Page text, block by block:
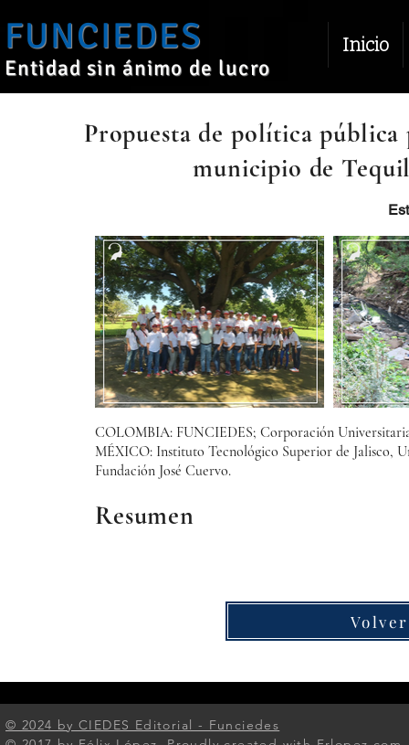
FUNCIEDES
Entidad sin ánimo de lucro
Inicio
Propuesta de política
municipio de
COLOMBIA: FUNCIEDES; Corporación
MÉXICO: Instituto Tecnológico Superior de Jalisco,
Fundación José Cuervo.
Resumen
© 2024 by CIEDES Editorial - Funciedes​